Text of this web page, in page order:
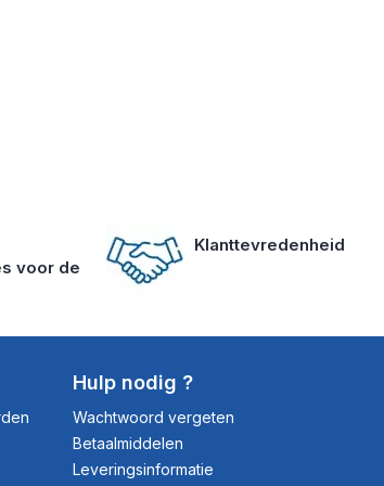
voor de
Klanttevredenheid
Hulp nodig ?
Wachtwoord vergeten
Betaalmiddelen
Leveringsinformatie